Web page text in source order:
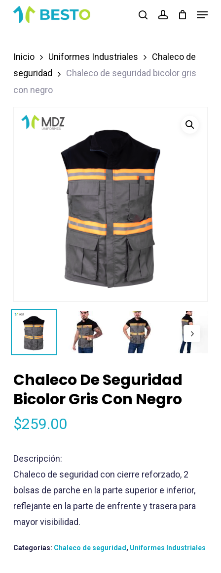
Skip
content
searchaccount
Menu
Inicio Uniformes Industriales
Chaleco de
seguridad
Chaleco de seguridad bicolor gris
con negro
Chaleco De Seguridad
Bicolor Gris Con Negro
$259.00
Descripción:
Chaleco de seguridad con cierre reforzado, 2
bolsas de parche en la parte superior e inferior,
reflejante en la parte de enfrente y trasera para
mayor visibilidad.
Categorías: Chaleco de seguridad, Uniformes Industriales